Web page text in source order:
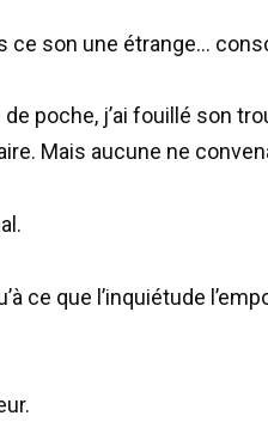
ce son une étrange…
de poche, j’ai fouillé son
Mais aucune ne
ce que l’inquiétude